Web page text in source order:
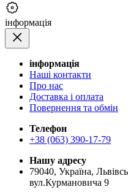
iнформація
iнформація
Наші контакти
Про нас
Доставка і оплата
Повернення та обмін
Телефон
+38 (063) 390-17-79
Нашу адресу
79040, Україна,
вул.Курмановича 9